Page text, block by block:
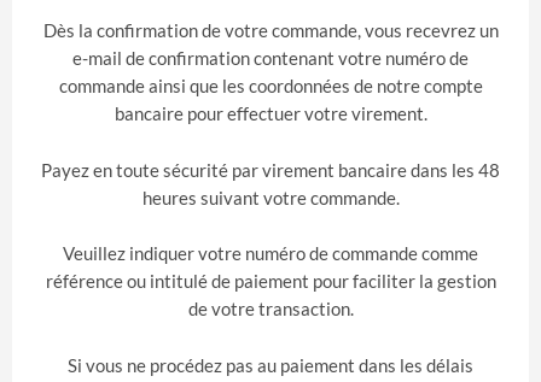
Dès la confirmation de votre commande, vous recevrez un
e-mail de confirmation contenant votre numéro de
commande ainsi que les coordonnées de notre compte
bancaire pour effectuer votre virement.
Payez en toute sécurité par virement bancaire dans les 48
heures suivant votre commande.
Veuillez indiquer votre numéro de commande comme
référence ou intitulé de paiement pour faciliter la gestion
de votre transaction.
Si vous ne procédez pas au paiement dans les délais